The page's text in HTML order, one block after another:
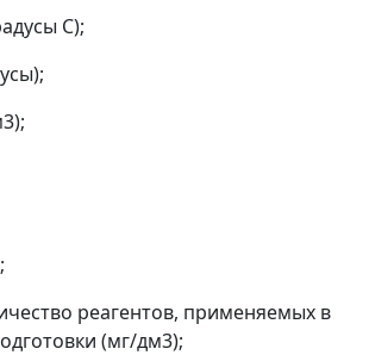
С);
3);
реагентов, применяемых в
(мг/дм3);